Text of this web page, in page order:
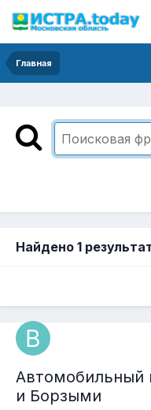
Главная
Найдено 1
Автомобильный
и Борзыми